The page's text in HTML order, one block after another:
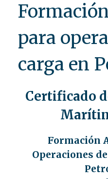
para
carga en
Certificado
Formación
Operaciones